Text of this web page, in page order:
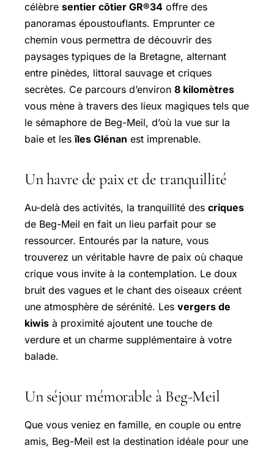
célèbre sentier côtier GR®34 offre des
panoramas époustouflants. Emprunter ce
chemin vous permettra de découvrir des
paysages typiques de la Bretagne, alternant
entre pinèdes, littoral sauvage et criques
secrètes. Ce parcours d’environ 8 kilomètres
vous mène à travers des lieux magiques tels que
le sémaphore de Beg-Meil, d’où la vue sur la
baie et lesîles Glénan est imprenable.
Un havre de paix et de tranquillité
Au-delà des activités, la tranquillité des criques
de Beg-Meil en fait un lieu parfait pour se
ressourcer. Entourés par la nature, vous
trouverez un véritable havre de paix où chaque
crique vous invite à la contemplation. Le doux
bruit des vagues et le chant des oiseaux créent
une atmosphère de sérénité. Les vergers de
kiwis à proximité ajoutent une touche de
verdure et un charme supplémentaire à votre
balade.
Un séjour mémorable à Beg-Meil
Que vous veniez en famille, en couple ou entre
amis, Beg-Meil est la destination idéale pour une